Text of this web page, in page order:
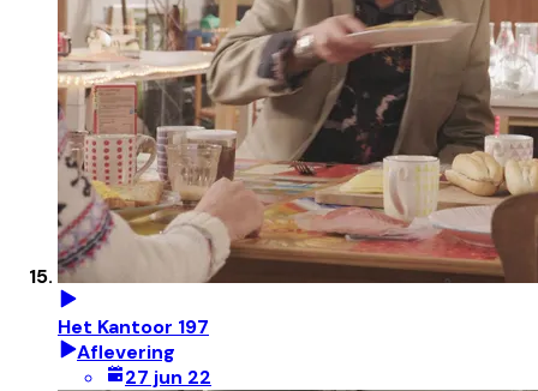
Het Kantoor 197
Aflevering
27 jun 22